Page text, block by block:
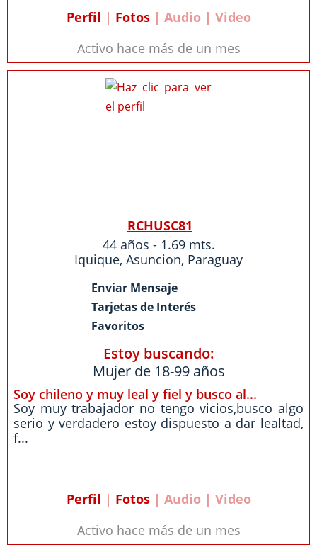
Perfil | Fotos| Audio | Video
Activo hace más de un mes
RCHUSC81
44 años - 1.69 mts.
Iquique, Asuncion, Paraguay
Enviar Mensaje
Tarjetas de Interés
Favoritos
Estoy buscando:
Mujer de 18-99 años
Soy chileno y muy leal y fiel y busco al...
Soy muy trabajador no tengo vicios,busco algo
serio y verdadero estoy dispuesto a dar lealtad,
f...
Perfil | Fotos| Audio | Video
Activo hace más de un mes